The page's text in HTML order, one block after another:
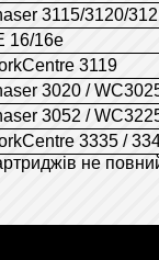
3115/3120/
16/16e
3119
3020 /
3052 /
3335 /
не